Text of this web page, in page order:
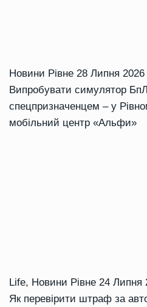
Новини Рівне 28 Липня 2026
Випробувати симулятор
спецпризначенцем – у
мобільний центр «Альфи»
Life, Новини Рівне 24 Липня
Як перевірити штраф за